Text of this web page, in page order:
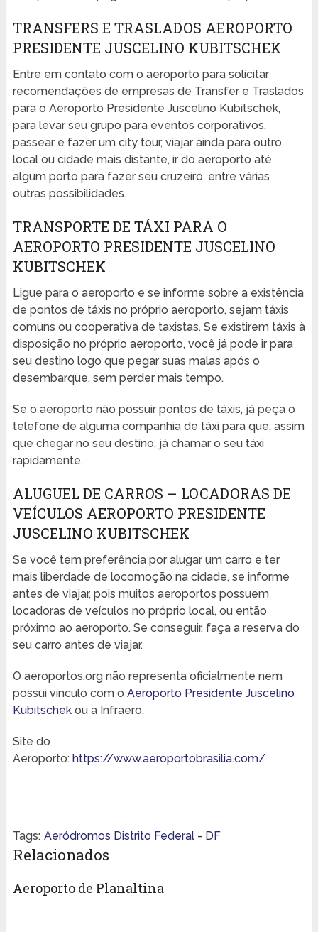
TRANSFERS E TRASLADOS AEROPORTO
PRESIDENTE JUSCELINO KUBITSCHEK
Entre em contato com o aeroporto para solicitar
recomendações de empresas de Transfer e Traslados
para o Aeroporto Presidente Juscelino Kubitschek,
para levar seu grupo para eventos corporativos,
passear e fazer um city tour, viajar ainda para outro
local ou cidade mais distante, ir do aeroporto até
algum porto para fazer seu cruzeiro, entre várias
outras possibilidades.
TRANSPORTE DE TÁXI PARA O
AEROPORTO PRESIDENTE JUSCELINO
KUBITSCHEK
Ligue para o aeroporto e se informe sobre a existência
de pontos de táxis no próprio aeroporto, sejam táxis
comuns ou cooperativa de taxistas. Se existirem táxis à
disposição no próprio aeroporto, você já pode ir para
seu destino logo que pegar suas malas após o
desembarque, sem perder mais tempo.
Se o aeroporto não possuir pontos de táxis, já peça o
telefone de alguma companhia de táxi para que, assim
que chegar no seu destino, já chamar o seu táxi
rapidamente.
ALUGUEL DE CARROS – LOCADORAS DE
VEÍCULOS AEROPORTO PRESIDENTE
JUSCELINO KUBITSCHEK
Se você tem preferência por alugar um carro e ter
mais liberdade de locomoção na cidade, se informe
antes de viajar, pois muitos aeroportos possuem
locadoras de veículos no próprio local, ou então
próximo ao aeroporto. Se conseguir, faça a reserva do
seu carro antes de viajar.
O aeroportos.org não representa oficialmente nem
possui vínculo com o Aeroporto Presidente Juscelino
Kubitschekou a Infraero.
Site do
Aeroporto: https://www.aeroportobrasilia.com/
Tags: Aeródromos Distrito Federal - DF
Relacionados
Aeroporto de Planaltina